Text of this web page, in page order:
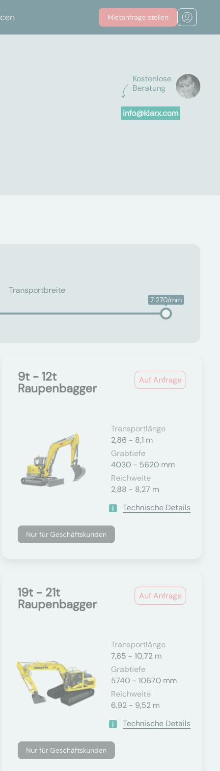
Mietanfrage stellen
Kostenlose
Beratung
info@klarx.com
Transportbreite
7 270/mm
Auf Anfrage
9t - 12t
Raupenbagger
Transportlänge
2,86 - 8,1 m
Grabtiefe
4030 - 5620 mm
Reichweite
2,88 - 8,27 m
Technische Details
Nur für Geschäftskunden
Auf Anfrage
19t - 21t
Raupenbagger
Transportlänge
7,65 - 10,72 m
Grabtiefe
5740 - 10670 mm
Reichweite
6,92 - 9,52 m
Technische Details
Nur für Geschäftskunden